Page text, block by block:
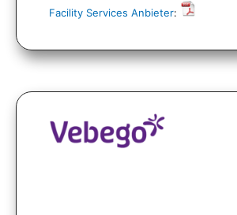
Facility Services Anbieter: